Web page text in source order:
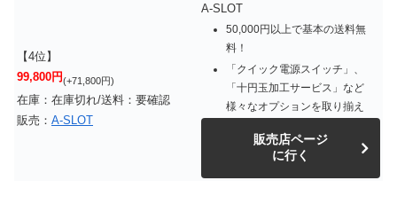
【4位】
99,800円(+71,800円)
在庫：在庫切れ/送料：要確認
販売： A-SLOT
A-SLOT
50,000円以上で基本の送料無
料！
「クイック電源スイッチ」、
「十円玉加工サービス」など
様々なオプションを取り揃え
販売店ページ
に行く